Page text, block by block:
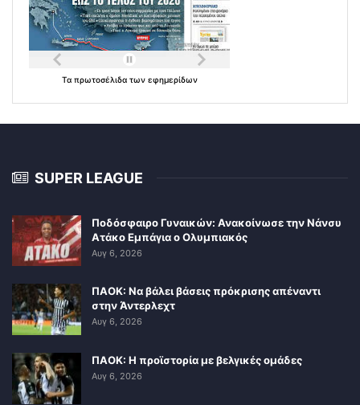
Τα πρωτοσέλιδα των εφημερίδων
SUPER LEAGUE
Ποδόσφαιρο Γυναικών: Ανακοίνωσε την Νάνσυ
Ατάκο Εμπάγια ο Ολυμπιακός
Αυγ 6, 2026
ΠΑΟΚ: Να βάλει βάσεις πρόκρισης απέναντι
στην Άντερλεχτ
Αυγ 6, 2026
ΠΑΟΚ: Η προϊστορία με βελγικές ομάδες
Αυγ 6, 2026